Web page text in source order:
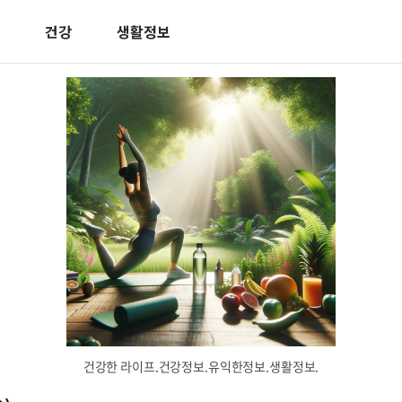
건강 생활정보
건강한 라이프.건강정보.유익한정보.생활정보.